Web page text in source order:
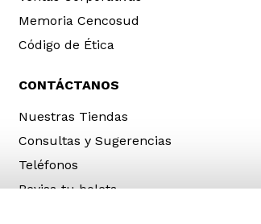
Memoria Cencosud
Código de Ética
CONTÁCTANOS
Nuestras Tiendas
Consultas y Sugerencias
Teléfonos
Revisa tu boleta